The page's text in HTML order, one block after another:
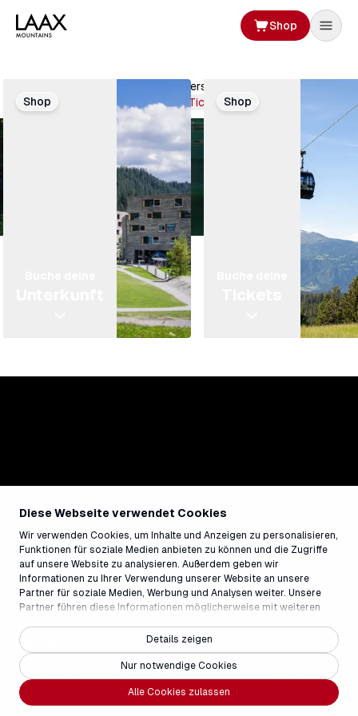
Diese Webseite verwendet Cookies
Wir verwenden Cookies, um Inhalte und Anzeigen zu personalisieren,
Funktionen für soziale Medien anbieten zu können und die Zugriffe
auf unsere Website zu analysieren. Außerdem geben wir
Informationen zu Ihrer Verwendung unserer Website an unsere
Partner für soziale Medien, Werbung und Analysen weiter. Unsere
Partner führen diese Informationen möglicherweise mit weiteren
Rahmen Ihrer Nutzung der Dienste gesammelt haben.
Alle Cookies zulassen
Nur notwendige Cookies
Details zeigen
Shop
Mach dich bereit! Die Sommersaison hat gestartet.
Buche deine Tickets
Shop Shop
Copyright © 2025 - Weisse Arena Gruppe
PARTNERSJOBSKONTAKTMEDIENBARRIEREFREIHEITFAQIMPRESSUM
DATENSCHUTZERKLÄRUNG AGB